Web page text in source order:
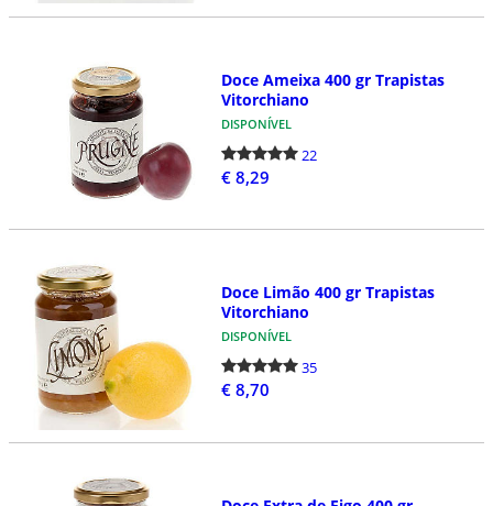
Doce Ameixa 400 gr Trapistas
Vitorchiano
DISPONÍVEL
22
€ 8,29
Doce Limão 400 gr Trapistas
Vitorchiano
DISPONÍVEL
35
€ 8,70